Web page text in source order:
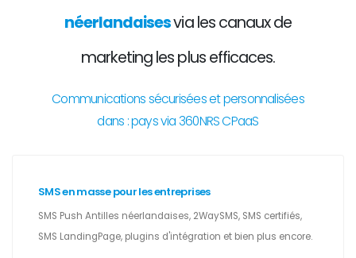
néerlandaisesvia les canaux de
marketing les plus efficaces.
Communications sécurisées et personnalisées
dans : pays via 360NRS CPaaS
SMS en masse pour les entreprises
SMS Push Antilles néerlandaises, 2WaySMS, SMS certifiés,
SMS LandingPage, plugins d'intégration et bien plus encore.